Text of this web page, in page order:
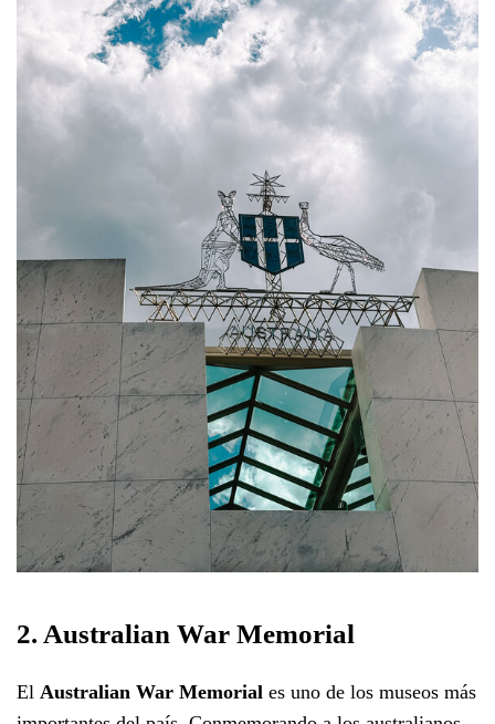
2. Australian War Memorial
El Australian War Memorial es uno de los museos más